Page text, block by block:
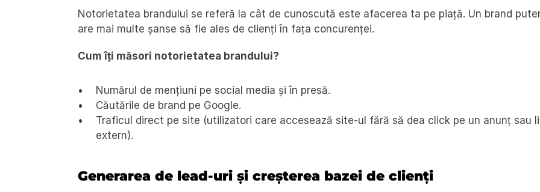
Notorietatea brandului se referă la cât de cunoscută este afacerea ta pe piață. Un brand
are mai multe șanse să fie ales de clienți în fața concurenței.
Cum îți măsori notorietatea brandului?
Numărul de mențiuni pe social media și în presă.
Căutările de brand pe Google.
Traficul direct pe site (utilizatori care accesează site-ul fără să dea click pe un anunț sau
extern).
Generarea de lead-uri și creșterea bazei de clienți